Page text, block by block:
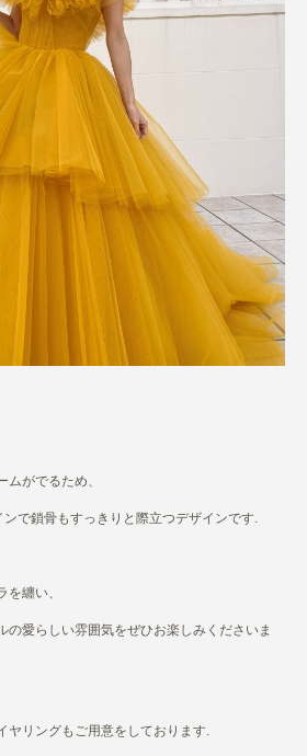
がでるため、
で鎖骨もすっきりと際立つデザインです.
纏い、
の愛らしい雰囲気をぜひお楽しみくださいま
ヤリングもご用意をしております.